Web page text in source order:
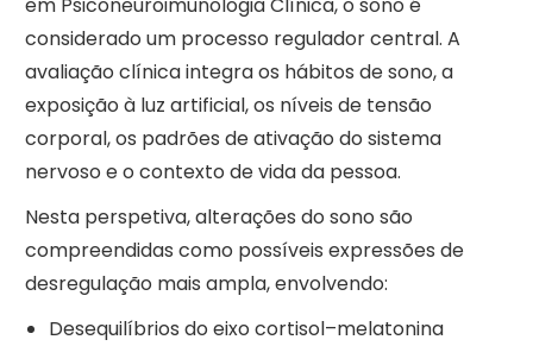
em Psiconeuroimunologia Clínica, o sono é
considerado um processo regulador central. A
avaliação clínica integra os hábitos de sono, a
exposição à luz artificial, os níveis de tensão
corporal, os padrões de ativação do sistema
nervoso e o contexto de vida da pessoa.
Nesta perspetiva, alterações do sono são
compreendidas como possíveis expressões de
desregulação mais ampla, envolvendo:
Desequilíbrios do eixo cortisol–melatonina